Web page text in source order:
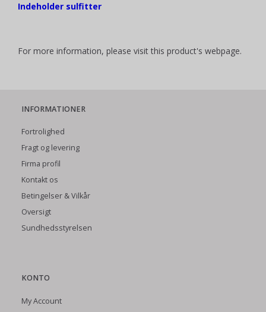
Indeholder sulfitter
For more information, please visit this product's webpage.
INFORMATIONER
Fortrolighed
Fragt og levering
Firma profil
Kontakt os
Betingelser & Vilkår
Oversigt
Sundhedsstyrelsen
KONTO
My Account